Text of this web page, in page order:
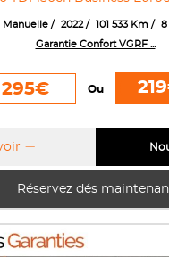
Manuelle 2022 101 533 Km
8
Garantie Confort VGRF ...
295€ Ou
Réservez dés